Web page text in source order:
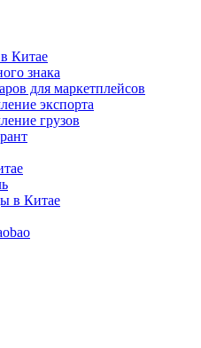
Китае
знака
для маркетплейсов
экспорта
грузов
в Китае